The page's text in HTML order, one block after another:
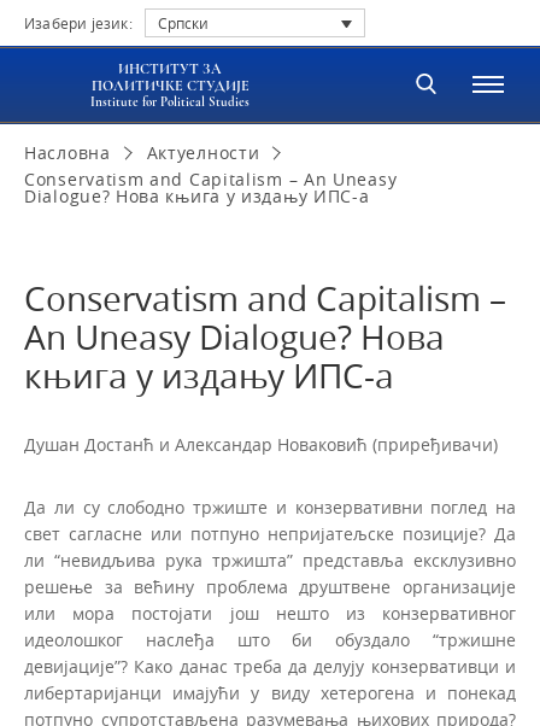
Изабери језик: Српски
ИНСТИТУТ ЗА
ПОЛИТИЧКЕ СТУДИЈЕ
Institute for Political Studies
Насловна
Актуелности
Conservatism and Capitalism – An Uneasy
Dialogue? Нова књига у издању ИПС-а
Conservatism and Capitalism –
An Uneasy Dialogue? Нова
књига у издању ИПС-а
Душан Достанћ и Александар Новаковић (приређивачи)
Да ли су слободно тржиште и конзервативни поглед на
свет сагласне или потпуно непријатељске позиције? Да
ли “невидљива рука тржишта” представља ексклузивно
решење за већину проблема друштвене организације
или мора постојати још нешто из конзервативног
идеолошког наслеђа што би обуздало “тржишне
девијације”? Како данас треба да делују конзервативци и
либертаријанци имајући у виду хетерогена и понекад
потпуно супротстављена разумевања њихових природа?